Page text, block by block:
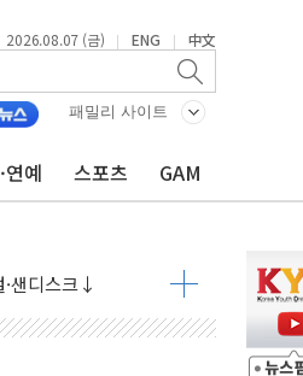
2026.08.07 (금) | ENG | 中文
패밀리 사이트
연예 스포츠 GAM
증가" 전망
발 작전"
그마·앱러빈↓
"